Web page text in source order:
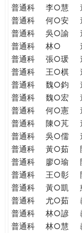
普通科
李○慧
普通科
何○安
普通科
吳○諭
普通科
林○
普通科
張○瑗
普通科
王○棋
普通科
魏○鈞
普通科
魏○宏
普通科
何○憲
普通科
陳○芃
普通科
吳○儒
普通科
黃○茹
普通科
廖○瑜
普通科
王○彰
普通科
黃○凱
普通科
尤○茹
普通科
林○諺
普通科
林○慧